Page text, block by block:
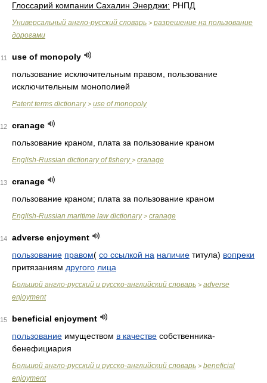
Глоссарий компании Сахалин Энерджи: РНПД
Универсальный англо-русский словарь > разрешение на пользование
дорогами
11
use of monopoly
пользование исключительным правом, пользование
исключительным монополией
Patent terms dictionary> use of monopoly
12
cranage
пользование краном, плата за пользование краном
English-Russian dictionary of fishery> cranage
13
cranage
пользование краном; плата за пользование краном
English-Russian maritime law dictionary> cranage
14
adverse enjoyment
пользование правом( со ссылкой на наличие титула) вопреки
притязаниям другого лица
Большой англо-русский и русско-английский словарь > adverse
enjoyment
15
beneficial enjoyment
пользование имуществом в качестве собственника-
бенефициария
Большой англо-русский и русско-английский словарь > beneficial
enjoyment